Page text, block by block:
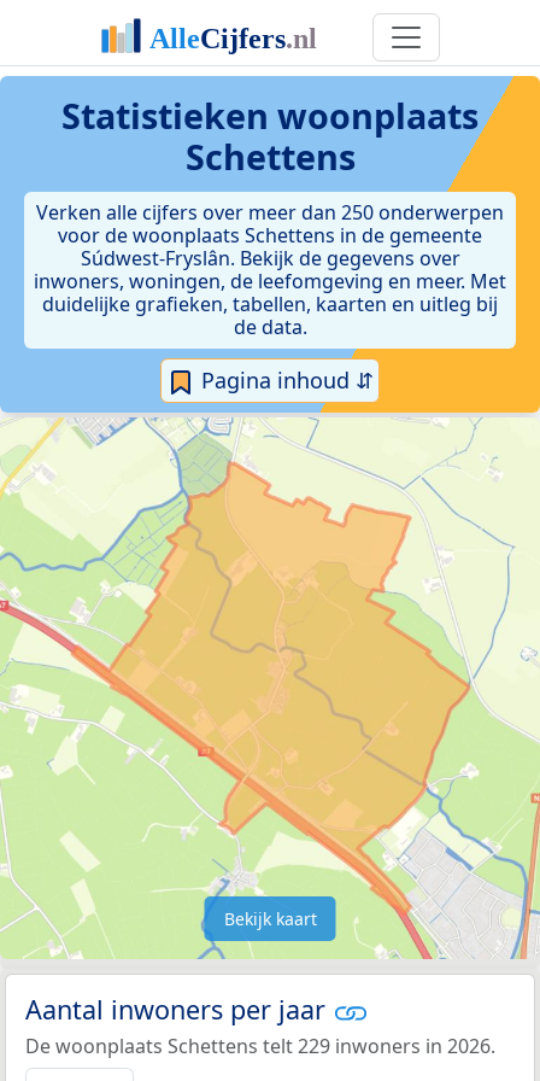
Statistieken woonplaats
Schettens
Verken alle cijfers over meer dan 250 onderwerpen
voor de woonplaats Schettens in de gemeente
Súdwest-Fryslân. Bekijk de gegevens over
inwoners, woningen, de leefomgeving en meer. Met
duidelijke grafieken, tabellen, kaarten en uitleg bij
de data.
Pagina inhoud ⇵
Bekijk kaart
Aantal inwoners per jaar
De woonplaats Schettens telt 229 inwoners in 2026.